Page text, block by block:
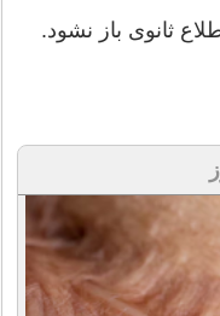
ثانوی باز نشود.